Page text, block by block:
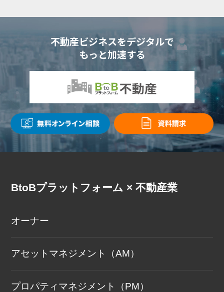
不動産ビジネスをデジタルで
もっと加速する
BtoBプラットフォーム × 不動産業
オーナー
アセットマネジメント（AM）
プロパティマネジメント（PM）